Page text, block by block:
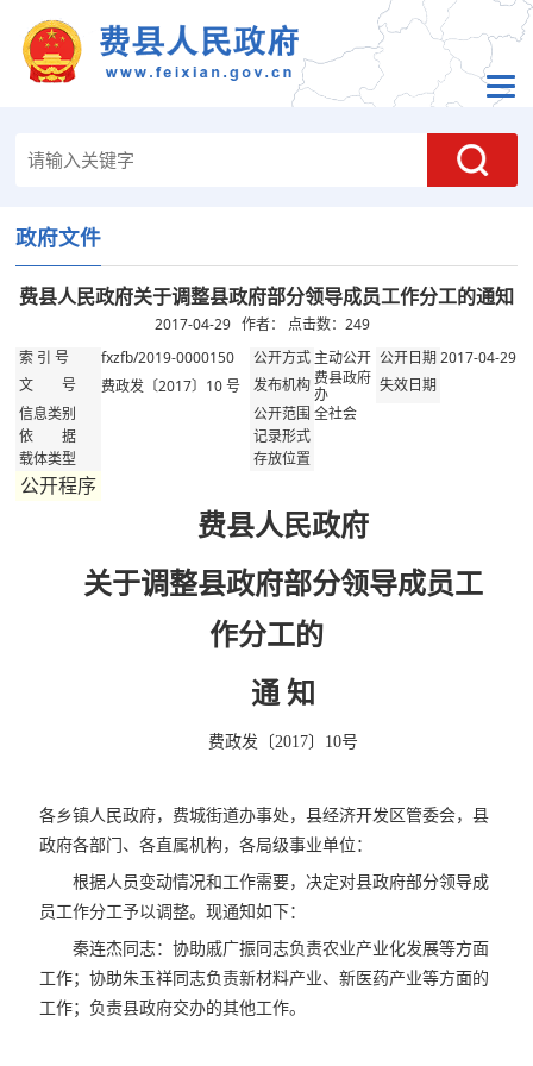
政府文件
费县人民政府关于调整县政府部分领导成员工作分工的通知
2017-04-29 作者： 点击数：249
索 引 号 fxzfb/2019-0000150 公开方式 主动公开 公开日期2017-04-29
文 号 费政发〔2017〕10 号 发布机构费县政府
办
失效日期
信息类别
公开范围全社会
依 据
记录形式
载体类型
存放位置
公开程序
费县人民政府
关于调整县政府部分领导成员工
作分工的
通 知
费政发〔2017〕10号
各乡镇人民政府，费城街道办事处，县经济开发区管委会，县
政府各部门、各直属机构，各局级事业单位：
根据人员变动情况和工作需要，决定对县政府部分领导成
员工作分工予以调整。现通知如下：
秦连杰同志：协助戚广振同志负责农业产业化发展等方面
工作；协助朱玉祥同志负责新材料产业、新医药产业等方面的
工作；负责县政府交办的其他工作。